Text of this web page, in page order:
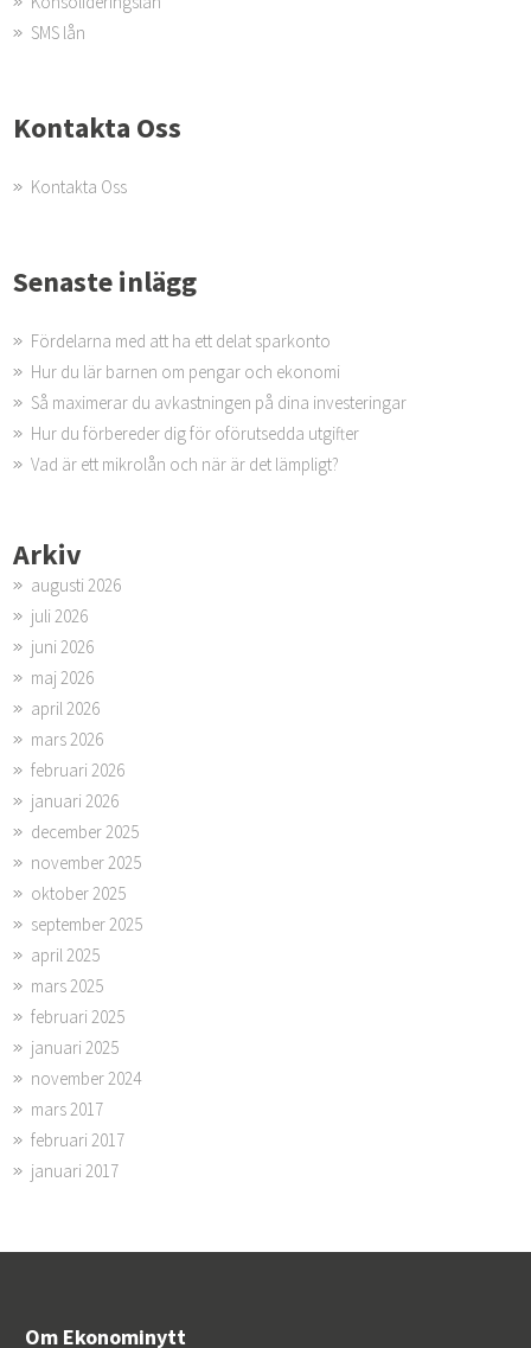
SMS lån
Kontakta Oss
Kontakta Oss
Senaste inlägg
Fördelarna med att ha ett delat sparkonto
Hur du lär barnen om pengar och ekonomi
Så maximerar du avkastningen på dina investeringar
Hur du förbereder dig för oförutsedda utgifter
Vad är ett mikrolån och när är det lämpligt?
Arkiv
augusti 2026
juli 2026
juni 2026
maj 2026
april 2026
mars 2026
februari 2026
januari 2026
december 2025
november 2025
oktober 2025
september 2025
april 2025
mars 2025
februari 2025
januari 2025
november 2024
mars 2017
februari 2017
januari 2017
Om Ekonominytt